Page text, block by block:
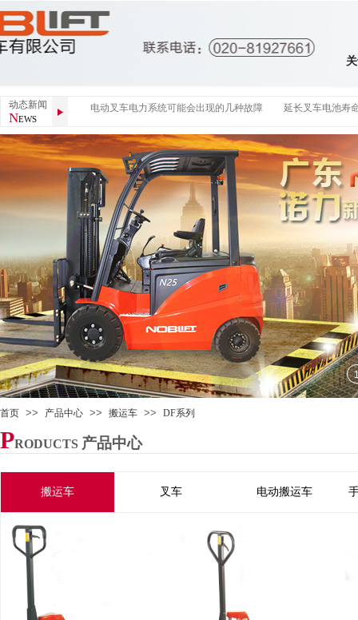
及注意事项 电动叉车电力系统可能会出现的几种故障 延长叉车电池寿命
动态新闻
NEWS
首页 >> 产品中心 >> 搬运车 >> DF系列
PRODUCTS 产品中心
搬运车 叉车 电动搬运车